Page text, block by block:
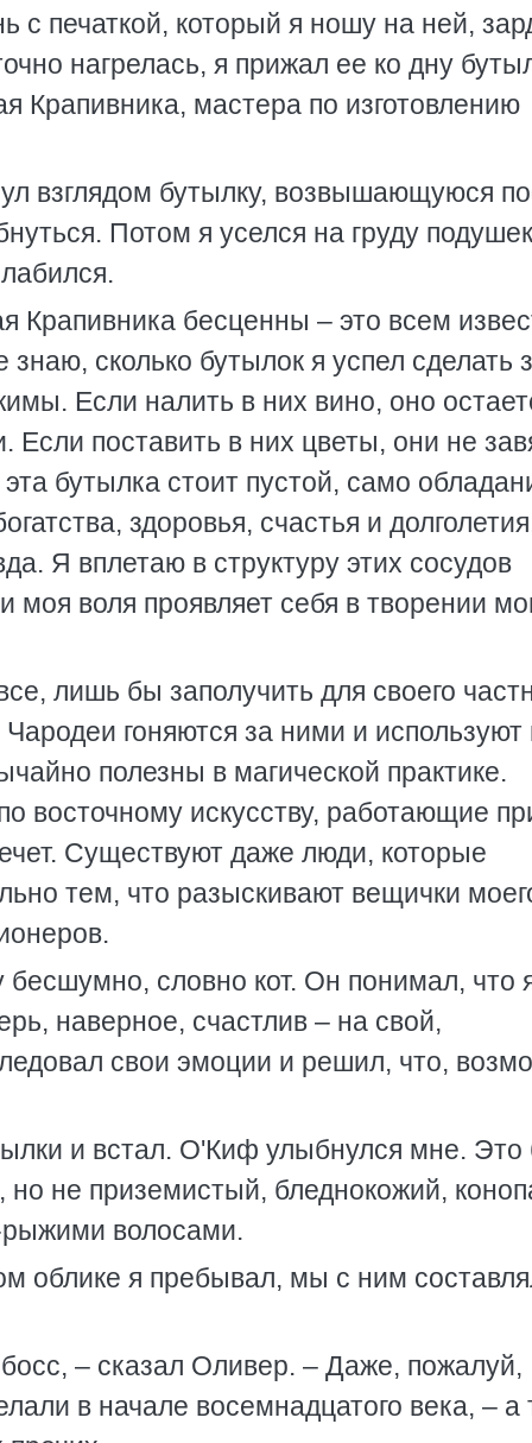
с печаткой, который я ношу на ней,
нагрелась, я прижал ее ко дну
Крапивника, мастера по изготовлению
взглядом бутылку, возвышающуюся
Потом я уселся на груду
Крапивника бесценны – это всем
сколько бутылок я успел сделать
Если налить в них вино, оно
Если поставить в них цветы, они не
бутылка стоит пустой, само
здоровья, счастья и
Я вплетаю в структуру этих сосудов
моя воля проявляет себя в творении
лишь бы заполучить для своего
гоняются за ними и используют
полезны в магической практике.
восточному искусству, работающие
Существуют даже люди, которые
тем, что разыскивают вещички
словно кот. Он понимал, что
наверное, счастлив – на свой,
свои эмоции и решил, что,
и встал. О'Киф улыбнулся мне.
но не приземистый, бледнокожий,
рыжими волосами.
облике я пребывал, мы с ним
– сказал Оливер. – Даже, пожалуй,
в начале восемнадцатого века, – а